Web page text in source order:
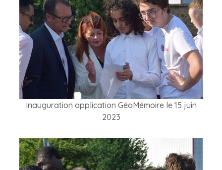
Inauguration application GéoMémoire le 15 juin
2023